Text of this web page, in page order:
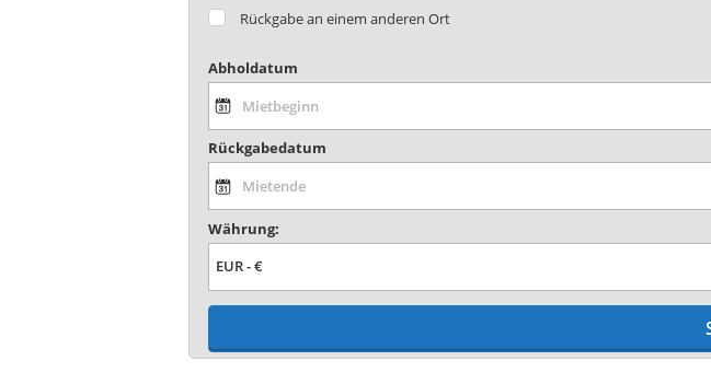
Rückgabe an einem anderen Ort
Abholdatum
Rückgabedatum
Währung: